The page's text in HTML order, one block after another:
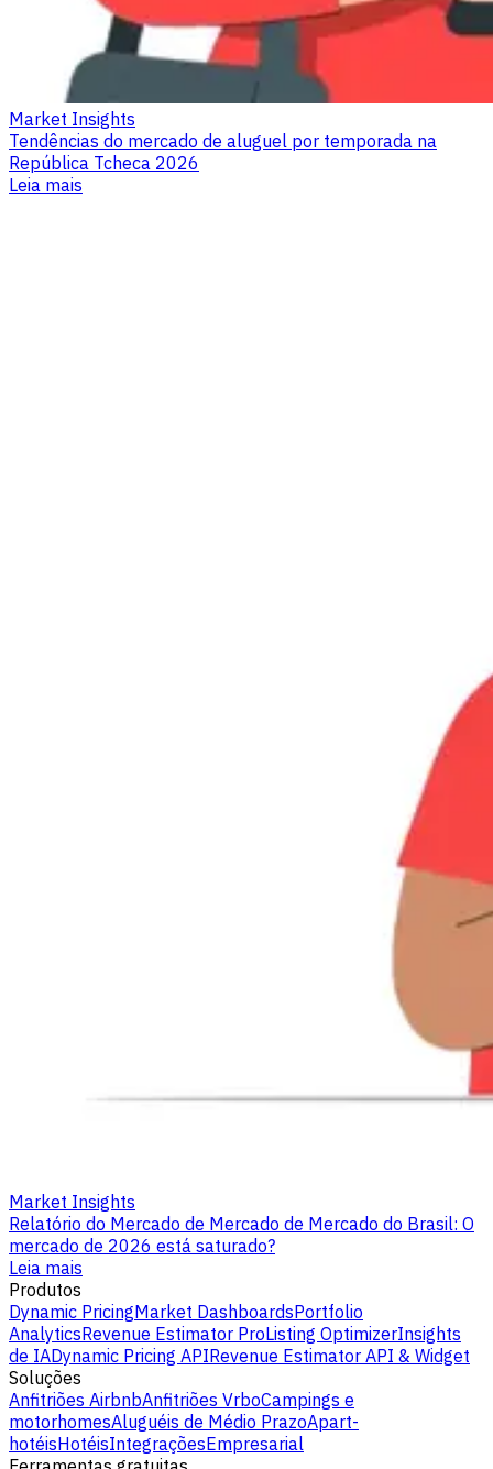
Market Insights
Tendências do mercado de aluguel por temporada na
República Tcheca 2026
Leia mais
Market Insights
Relatório do Mercado de Mercado de Mercado do Brasil: O
mercado de 2026 está saturado?
Leia mais
Produtos
Dynamic PricingMarket DashboardsPortfolio
AnalyticsRevenue Estimator ProListing OptimizerInsights
de IADynamic Pricing APIRevenue Estimator API & Widget
Soluções
Anfitriões AirbnbAnfitriões VrboCampings e
motorhomesAluguéis de Médio PrazoApart-
hotéisHotéisIntegraçõesEmpresarial